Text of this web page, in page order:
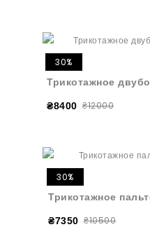
30%
Трикотажное
₴8400 ₴12000
30%
Трикотажное
₴7350 ₴10500